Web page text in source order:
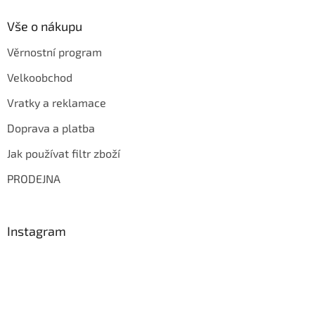
Vše o nákupu
Věrnostní program
Velkoobchod
Vratky a reklamace
Doprava a platba
Jak používat filtr zboží
PRODEJNA
Instagram